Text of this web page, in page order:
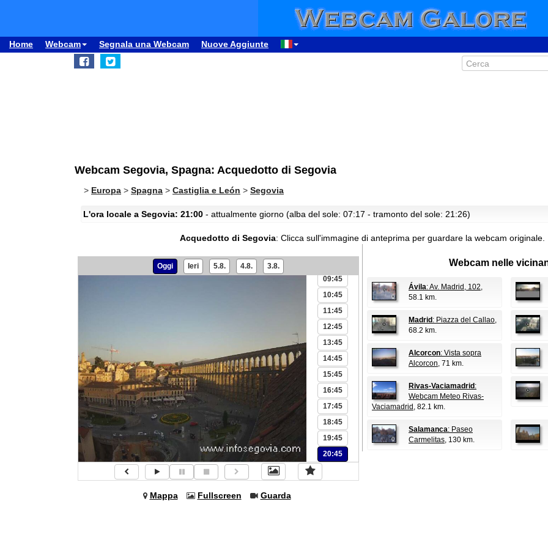
Home Webcam Segnala una Webcam Nuove Aggiunte
Webcam Segovia, Spagna: Acquedotto di Segovia
> Europa > Spagna > Castiglia e León > Segovia
L'ora locale a Segovia: 21:00 - attualmente giorno (alba del sole: 07:17 - tramonto del sole: 21:26)
Acquedotto di Segovia: Clicca sull'immagine di anteprima per guardare la webcam originale.
Oggi Ieri 5.8. 4.8. 3.8.
02:45
05:45
09:45
10:45
11:45
12:45
13:45
14:45
15:45
16:45
17:45
18:45
19:45
20:45
Mappa Fullscreen Guarda
Webcam nelle
Ávila: Av. Madrid, 102,
58.1 km.
Madrid : Piazza del Callao,
68.2 km.
Alcorcon: Vista sopra
Alcorcon, 71 km.
Rivas-Vaciamadrid :
Webcam Meteo Rivas-
Vaciamadrid , 82.1 km.
Salamanca: Paseo
Carmelitas, 130 km.